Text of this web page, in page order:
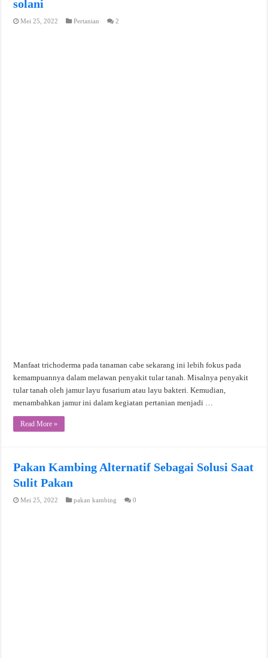
solani
Mei 25, 2022 Pertanian 2
Manfaat trichoderma pada tanaman cabe sekarang ini lebih fokus pada
kemampuannya dalam melawan penyakit tular tanah. Misalnya penyakit
tular tanah oleh jamur layu fusarium atau layu bakteri. Kemudian,
menambahkan jamur ini dalam kegiatan pertanian menjadi …
Read More »
Pakan Kambing Alternatif Sebagai Solusi Saat
Sulit Pakan
Mei 25, 2022 pakan kambing 0